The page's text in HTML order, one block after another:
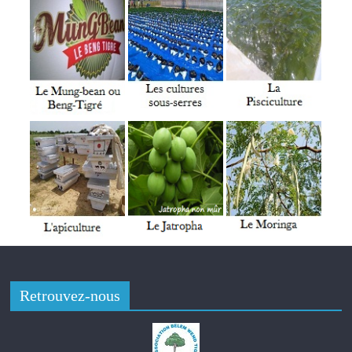
microfinance, a ainsi pu valoir ses droits à la retraite. A cette
occasion, BELWET microfinance à témoigné sa reconnaissance
à l’endroit de la retraités, à travers le don d’une motocyclette
neuve d’une valeur d’environ six-cent mille (600 000) francs
CFA, en plus d’un chèque d’un montant de 250.000 FCFA. Le
Larlé Naaba Tigré, présent lors de cette cérémonie de départ
à la retraite, a salué la pionnière qu’est Mme Ouedraogo, pour
avoir tenu depuis juin 2003 à nos jours. C’est ainsi qu’il a
souhaité à l’intéressée de bien jouir de sa retraite, tout en
l’invitant à rester active.
Tenue de l’Enquête nationale nutritionnelle (ENN) 2022 au
Burkina Faso
Retrouvez-nous